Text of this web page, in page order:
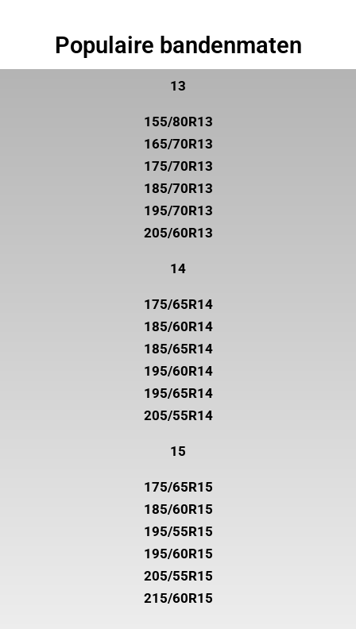
Populaire bandenmaten
13
155/80R13
165/70R13
175/70R13
185/70R13
195/70R13
205/60R13
14
175/65R14
185/60R14
185/65R14
195/60R14
195/65R14
205/55R14
15
175/65R15
185/60R15
195/55R15
195/60R15
205/55R15
215/60R15